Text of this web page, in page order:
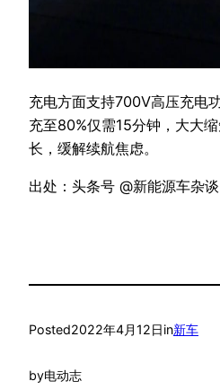
充电方面支持700V高压充电
充至80%仅需15分钟，大大
长，缓解续航焦虑。
出处：头条号 @新能源车杂谈
Posted2022年4月12日in新车
by电动志